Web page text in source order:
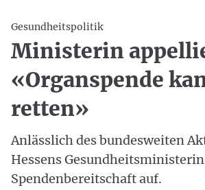
Gesundheitspolitik
Ministerin
«Organspende
retten»
Anlässlich des bundesweiten
Hessens
Spendenbereitschaft auf.